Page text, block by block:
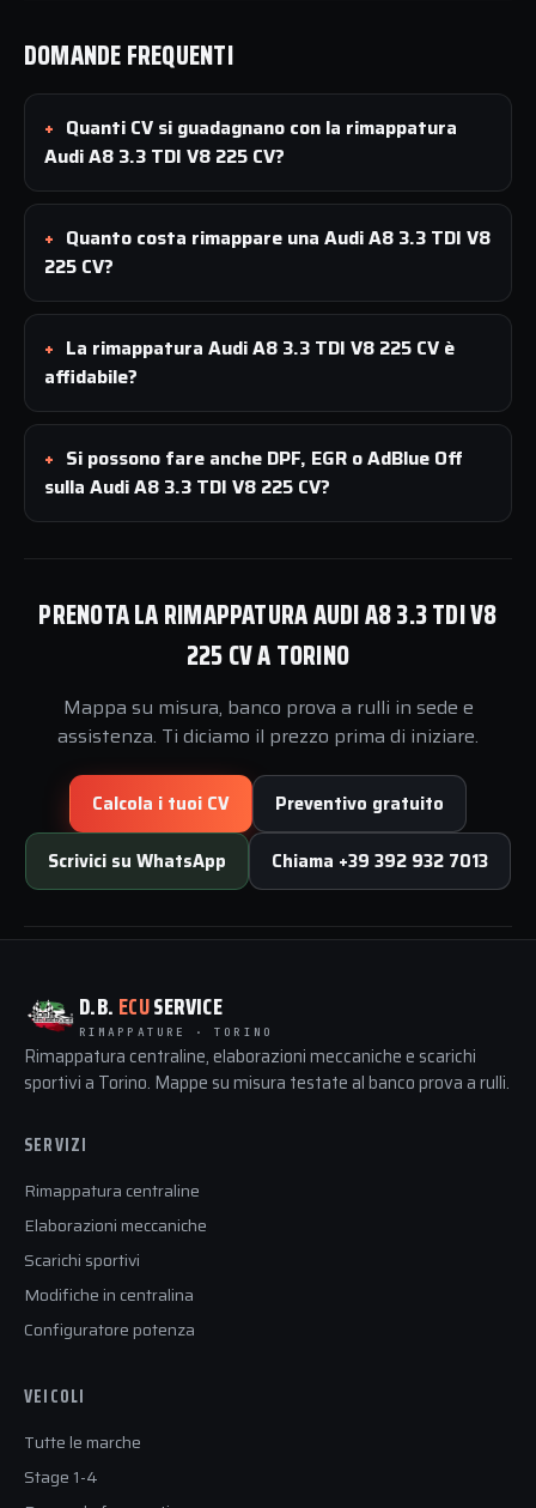
DOMANDE FREQUENTI
Quanti CV si guadagnano con la rimappatura
Audi A8 3.3 TDI V8 225 CV?
Quanto costa rimappare una Audi A8 3.3 TDI V8
225 CV?
La rimappatura Audi A8 3.3 TDI V8 225 CV è
affidabile?
Si possono fare anche DPF, EGR o AdBlue Off
sulla Audi A8 3.3 TDI V8 225 CV?
PRENOTA LA RIMAPPATURA AUDI A8 3.3 TDI V8
225 CV A TORINO
Mappa su misura, banco prova a rulli in sede e
assistenza. Ti diciamo il prezzo prima di iniziare.
Calcola i tuoi CV Preventivo gratuito
Scrivici su WhatsApp Chiama +39 392 932 7013
D.B. ECUSERVICE
RIMAPPATURE · TORINO
Rimappatura centraline, elaborazioni meccaniche e scarichi
sportivi a Torino. Mappe su misura testate al banco prova a rulli.
SERVIZI
Rimappatura centraline
Elaborazioni meccaniche
Scarichi sportivi
Modifiche in centralina
Configuratore potenza
VEICOLI
Tutte le marche
Stage 1-4